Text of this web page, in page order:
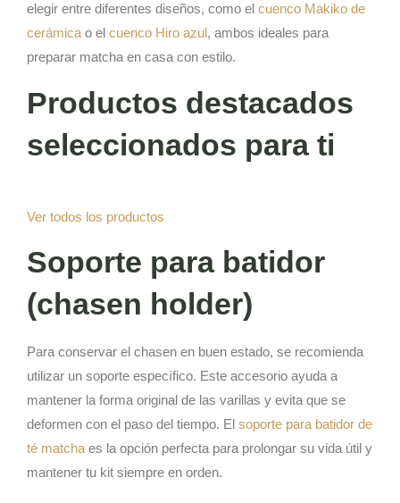
elegir entre diferentes diseños, como el cuenco Makiko de
cerámicao el cuenco Hiro azul, ambos ideales para
preparar matcha en casa con estilo.
Productos destacados
seleccionados para ti
Ver todos los productos
Soporte para batidor
(chasen holder)
Para conservar el chasen en buen estado, se recomienda
utilizar un soporte específico. Este accesorio ayuda a
mantener la forma original de las varillas y evita que se
deformen con el paso del tiempo. El soporte para batidor de
té matcha es la opción perfecta para prolongar su vida útil y
mantener tu kit siempre en orden.